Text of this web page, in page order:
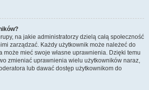
na jakie administratorzy dzielą całą społeczność
zarządzać. Każdy użytkownik może należeć do
może mieć swoje własne uprawnienia. Dzięki temu
zmieniać uprawnienia wielu użytkowników naraz,
lub dawać dostęp użytkownikom do